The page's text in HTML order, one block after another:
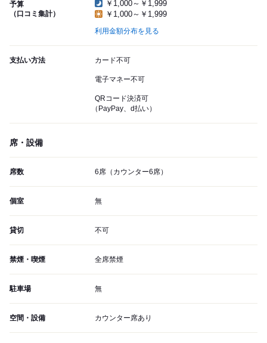
予算
（口コミ集計）
￥1,000～￥1,999
￥1,000～￥1,999
利用金額分布を見る
支払い方法 カード不可
電子マネー不可
QRコード決済可
（PayPay、d払い）
席・設備
席数 6席（カウンター6席）
個室 無
貸切 不可
禁煙・喫煙 全席禁煙
駐車場 無
空間・設備 カウンター席あり